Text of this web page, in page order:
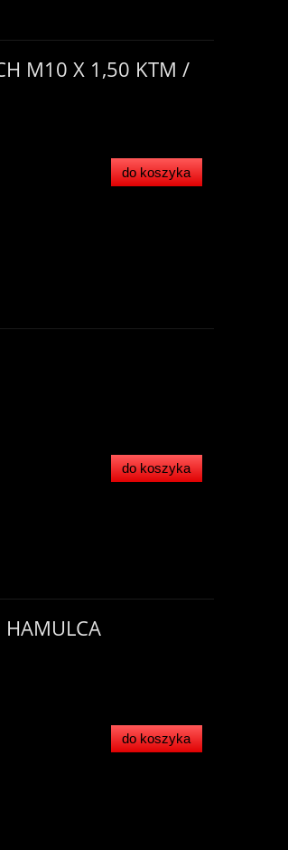
M10 X 1,50 KTM /
do koszyka
do koszyka
HAMULCA
do koszyka